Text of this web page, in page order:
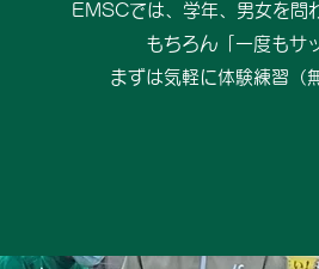
EMSCでは、学年、男女を問
もちろん「一度もサ
まずは気軽に体験練習（